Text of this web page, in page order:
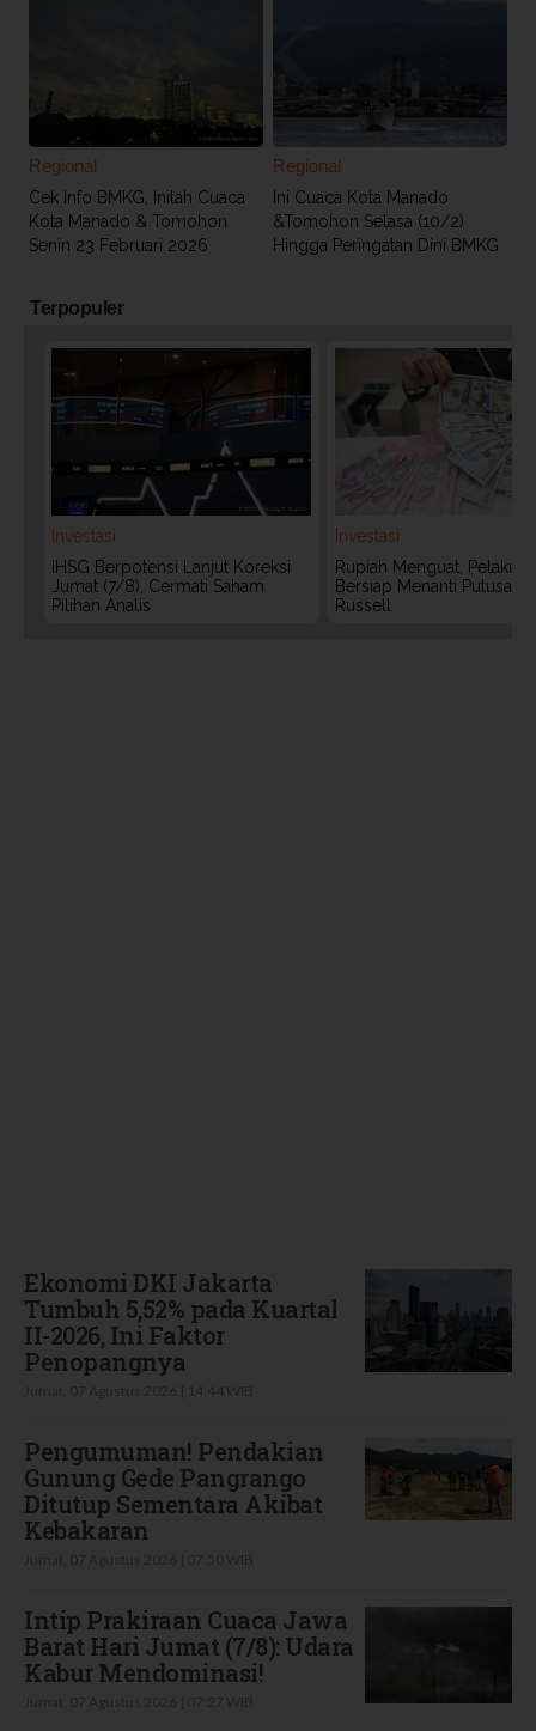
Regional
Cek Info BMKG, Inilah Cuaca
Kota Manado & Tomohon
Senin 23 Februari 2026
Regional
Ini Cuaca Kota Manado
&Tomohon Selasa (10/2)
Hingga Peringatan Dini BMKG
Terpopuler
Investasi
IHSG Berpotensi Lanjut Koreksi
Jumat (7/8), Cermati Saham
Pilihan Analis
Investasi
Rupiah Menguat, Pelaku
Bersiap Menanti Putusan
Russell
Ekonomi DKI Jakarta
Tumbuh 5,52% pada Kuartal
II-2026, Ini Faktor
Penopangnya
Pengumuman! Pendakian
Gunung Gede Pangrango
Ditutup Sementara Akibat
Kebakaran
Intip Prakiraan Cuaca Jawa
Barat Hari Jumat (7/8): Udara
Kabur Mendominasi!